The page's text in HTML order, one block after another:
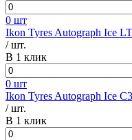
0 шт
Ikon Tyres Autograph Ice
/ шт.
В 1 клик
0 шт
Ikon Tyres Autograph Ice
/ шт.
В 1 клик